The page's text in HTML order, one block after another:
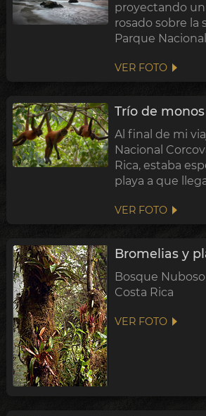
proyectando
rosado sobre la
Parque
VER FOTO
Trío de
Al final de mi
Nacional
Rica, estaba
playa a que
árboles arriba.
tímidos bajaban
aquí ...
VER FOTO
Bromelias y
Bosque
Costa Rica
VER FOTO